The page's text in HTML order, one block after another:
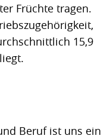
Früchte tragen.
15,9
Beruf ist uns ein